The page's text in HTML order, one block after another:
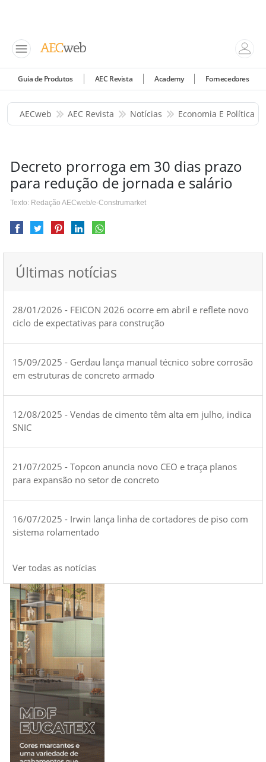
Guia de Produtos AEC Revista Academy Fornecedores
AECweb AEC Revista Notícias Economia E Política
Decreto prorroga em 30 dias prazo
para redução de jornada e salário
Texto: Redação AECweb/e-Construmarket
Últimas notícias
28/01/2026 - FEICON 2026 ocorre em abril e reflete novo
ciclo de expectativas para construção
15/09/2025 - Gerdau lança manual técnico sobre corrosão
em estruturas de concreto armado
12/08/2025 - Vendas de cimento têm alta em julho, indica
SNIC
21/07/2025 - Topcon anuncia novo CEO e traça planos
para expansão no setor de concreto
16/07/2025 - Irwin lança linha de cortadores de piso com
sistema rolamentado
Ver todas as notícias